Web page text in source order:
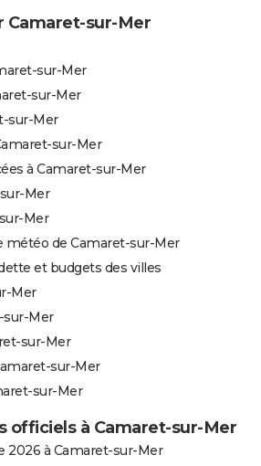
Camaret-sur-Mer
sur-Mer
sur-Mer
sur-Mer
sur-Mer
à Camaret-sur-Mer
Mer
Mer
météo de Camaret-sur-Mer
et budgets des villes
Mer
sur-Mer
sur-Mer
sur-Mer
sur-Mer
officiels à Camaret-sur-Mer
2026 à Camaret-sur-Mer